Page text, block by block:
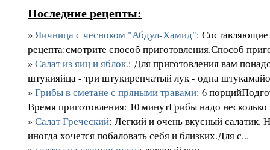
Последние рецепты:
»Яичница с чесноком "Абдул-Хамид": Составляющие
рецепта:смотрите способ приготовления.Способ
»Салат из яиц и яблок.: Для приготовления вам
штукияйца - три штукирепчатый лук - одна
»Грибы в сметане с пряными травами: 6
Время приготовления: 10 минутГрибы надо
»Салат Греческий: Легкий и очень вкусный салатик.
иногда хочется побаловать себя и близких.Для с...